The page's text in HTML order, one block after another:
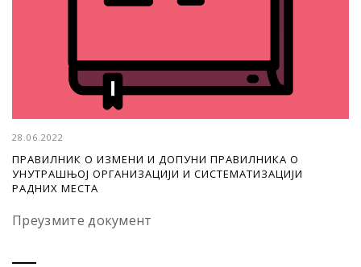
28.06.2022
ПРАВИЛНИК О ИЗМЕНИ И ДОПУНИ ПРАВИЛНИКА О
УНУТРАШЊОЈ ОРГАНИЗАЦИЈИ И СИСТЕМАТИЗАЦИЈИ
РАДНИХ МЕСТА
Преузмите документ